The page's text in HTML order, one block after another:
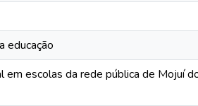
educação
em escolas da rede pública de Mojuí